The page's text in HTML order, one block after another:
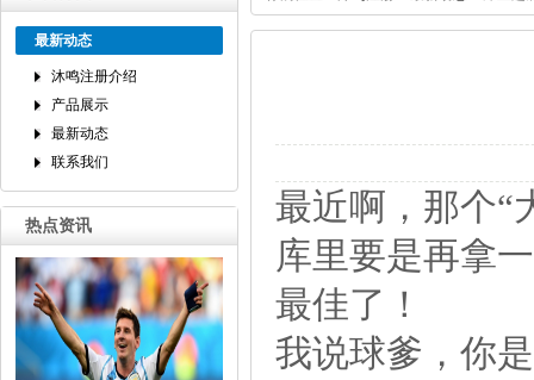
最新动态
沐鸣注册介绍
产品展示
最新动态
联系我们
热点资讯
最近啊，那个“
库里要是再拿
最佳了！
我说球爹，你